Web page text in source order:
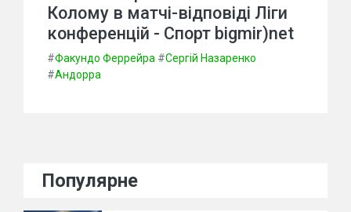
Колому в матчі-відповіді Ліги
конференцій - Спорт bigmir)net
#Факундо Феррейра #Сергій Назаренко
#Андорра
Популярне